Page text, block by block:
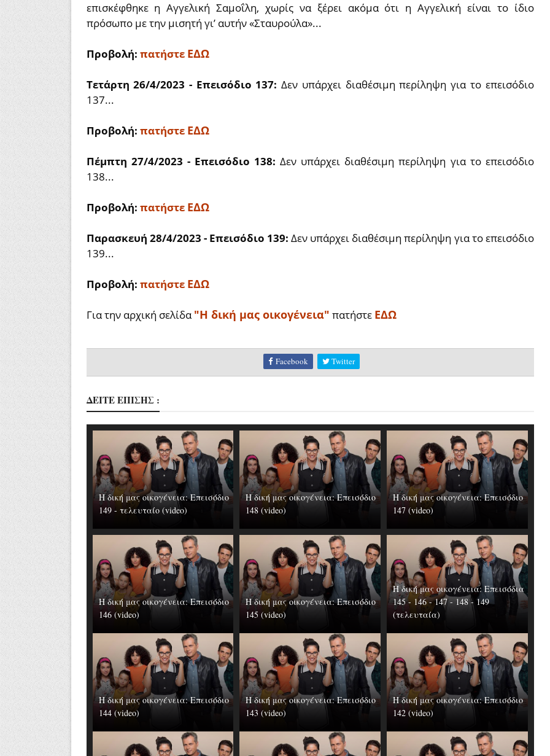
επισκέφθηκε η Αγγελική Σαμοΐλη, χωρίς να ξέρει ακόμα ότι η Αγγελική είναι το ίδιο
πρόσωπο με την μισητή γι’ αυτήν «Σταυρούλα»...
Προβολή: πατήστε ΕΔΩ
Τετάρτη 26/4/2023 - Επεισόδιο 137:Δεν υπάρχει διαθέσιμη περίληψη για το επεισόδιο
137...
Προβολή: πατήστε ΕΔΩ
Πέμπτη 27/4/2023 - Επεισόδιο 138:Δεν υπάρχει διαθέσιμη περίληψη για το επεισόδιο
138...
Προβολή: πατήστε ΕΔΩ
Παρασκευή 28/4/2023 - Επεισόδιο 139:Δεν υπάρχει διαθέσιμη περίληψη για το επεισόδιο
139...
Προβολή: πατήστε ΕΔΩ
Για την αρχική σελίδα"Η δική μας οικογένεια" πατήστε ΕΔΩ
Facebook Twitter
ΔΕΙΤΕ ΕΠΙΣΗΣ :
Η δική μας οικογένεια: Επεισόδιο
149 - τελευταίο (video)
Η δική μας οικογένεια: Επεισόδιο
148 (video)
Η δική μας οικογένεια: Επεισόδιο
147 (video)
Η δική μας οικογένεια: Επεισόδιο
146 (video)
Η δική μας οικογένεια: Επεισόδιο
145 (video)
Η δική μας οικογένεια: Επεισόδια
145 - 146 - 147 - 148 - 149
(τελευταία)
Η δική μας οικογένεια: Επεισόδιο
144 (video)
Η δική μας οικογένεια: Επεισόδιο
143 (video)
Η δική μας οικογένεια: Επεισόδιο
142 (video)